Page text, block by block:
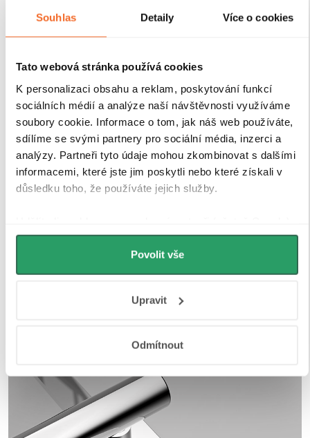
Souhlas Detaily Více o cookies
Tato webová stránka používá cookies
K personalizaci obsahu a reklam, poskytování funkcí
sociálních médií a analýze naší návštěvnosti využíváme
soubory cookie. Informace o tom, jak náš web používáte,
sdílíme se svými partnery pro sociální média, inzerci a
analýzy. Partneři tyto údaje mohou zkombinovat s dalšími
informacemi, které jste jim poskytli nebo které získali v
důsledku toho, že používáte jejich služby.
můžeme používat cookies pro analytiku a
personalizovanou reklamu. Jak Google zpracovává
osobní údaje najdete na stránkách
Povolit vše
Upravit
Odmítnout
drobných nerovností stěnje instalace rychlá, přesná a
bez nutnosti dalších stavebních zásahů.
každodenním používání v náročném koupelnovém